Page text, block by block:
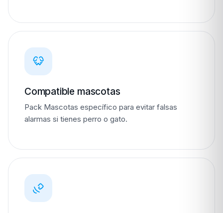
Compatible mascotas
Pack Mascotas específico para evitar falsas
alarmas si tienes perro o gato.